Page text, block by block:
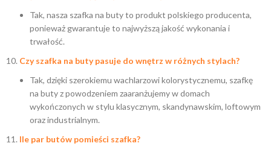
Tak, nasza szafka na buty to produkt polskiego producenta,
ponieważ gwarantuje to najwyższą jakość wykonania i
trwałość.
Czy szafka na buty pasuje do wnętrz w różnych stylach?
Tak, dzięki szerokiemu wachlarzowi kolorystycznemu, szafkę
na buty z powodzeniem zaaranżujemy w domach
wykończonych w stylu klasycznym, skandynawskim, loftowym
oraz industrialnym.
Ile par butów pomieści szafka?